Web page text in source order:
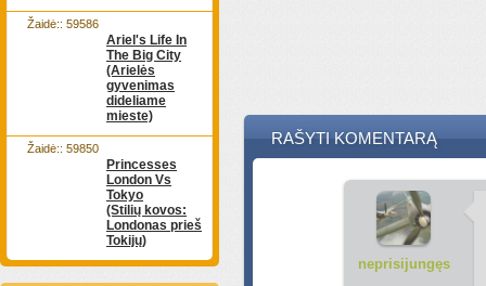
Ariel's Life In
The Big City
(Arielės
gyvenimas
dideliame
mieste)
Žaidė:: 59586
Princesses
London Vs
Tokyo
(Stilių kovos:
Londonas prieš
Tokijų)
Žaidė:: 59850
RAŠYTI KOMENTARĄ
neprisijungęs